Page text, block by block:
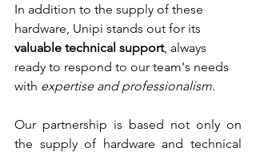
In addition to the supply of these
hardware, Unipi stands out for its
valuable technical support, always
ready to respond to our team's needs
with expertise and professionalism.
Our partnership is based not only on
the supply of hardware and technical